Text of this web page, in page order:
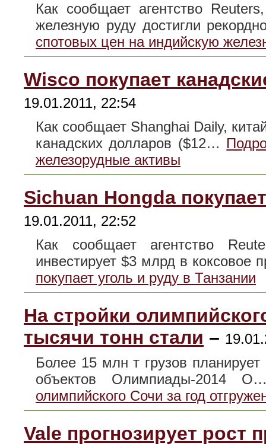
Как сообщает агентство
железную руду достигли
спотовых цен на индийскую
Wisco покупает
19.01.2011, 22:54
Как сообщает Shanghai Daily,
канадских долларов ($12…
железорудные активы
Sichuan Hongda
19.01.2011, 22:52
Как сообщает агентство
инвестирует $3 млрд в коксовое
покупает уголь и руду в Танзании
На стройки
тысячи тонн стали –
Более 15 млн т грузов планирует
объектов Олимпиады-2014
олимпийского Сочи за год
Vale прогнозирует рост